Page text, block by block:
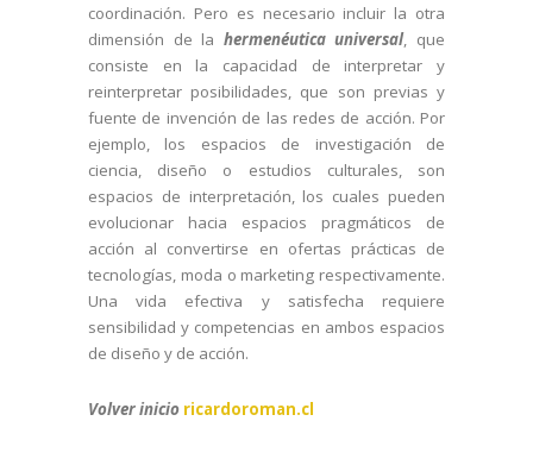
coordinación. Pero es necesario incluir la otra
dimensión de la hermenéutica universal, que
consiste en la capacidad de interpretar y
reinterpretar posibilidades, que son previas y
fuente de invención de las redes de acción. Por
ejemplo, los espacios de investigación de
ciencia, diseño o estudios culturales, son
espacios de interpretación, los cuales pueden
evolucionar hacia espacios pragmáticos de
acción al convertirse en ofertas prácticas de
tecnologías, moda o marketing respectivamente.
Una vida efectiva y satisfecha requiere
sensibilidad y competencias en ambos espacios
de diseño y de acción.
Volver inicio ricardoroman.cl